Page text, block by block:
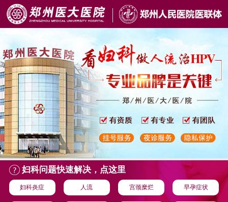
妇科问题快速解决，点这里
妇科炎症 人流 宫颈糜烂 早孕症状